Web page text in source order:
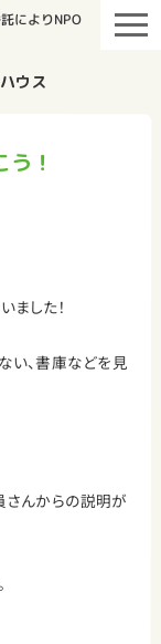
によりNPO
！
ました！
い、書庫などを見
さんからの説明が